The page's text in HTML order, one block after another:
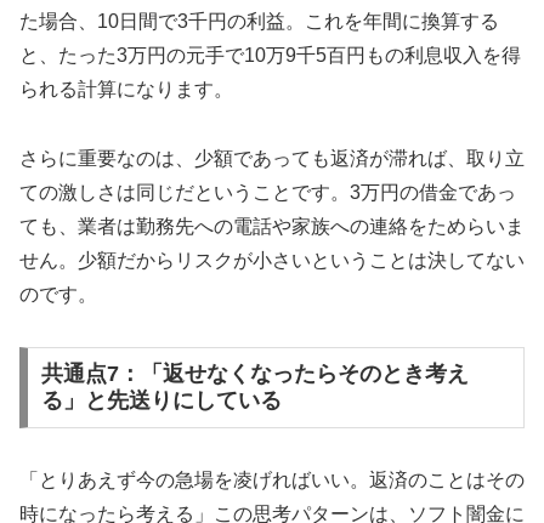
た場合、10日間で3千円の利益。これを年間に換算する
と、たった3万円の元手で10万9千5百円もの利息収入を得
られる計算になります。
さらに重要なのは、少額であっても返済が滞れば、取り立
ての激しさは同じだということです。3万円の借金であっ
ても、業者は勤務先への電話や家族への連絡をためらいま
せん。少額だからリスクが小さいということは決してない
のです。
共通点7：「返せなくなったらそのとき考え
る」と先送りにしている
「とりあえず今の急場を凌げればいい。返済のことはその
時になったら考える」この思考パターンは、ソフト闇金に